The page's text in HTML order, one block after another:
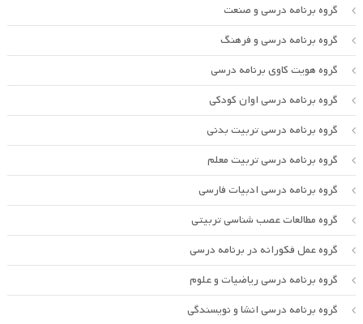
گروه برنامه درسی و صنعت
گروه برنامه درسی و فرهنگ
گروه هویت کاوی برنامه درسی
گروه برنامه درسی اوان کودکی
گروه برنامه درسی تربیت بدنی
گروه برنامه درسی تربیت معلم
گروه برنامه درسی ادبیات فارسی
گروه مطالعات عصب شناسی تربیتی
گروه عمل فکورانه در برنامه درسی
گروه برنامه درسی ریاضیات و علوم
گروه برنامه درسی انشا و نویسندگی